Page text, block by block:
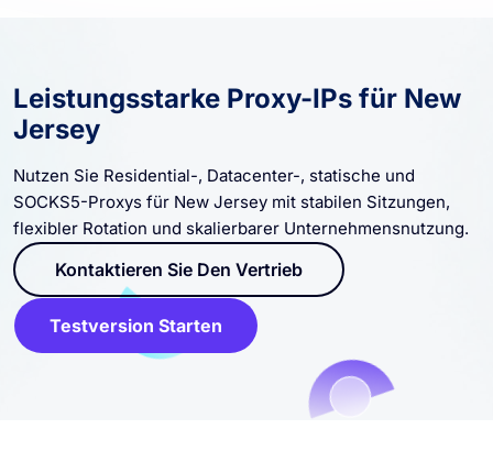
Leistungsstarke Proxy-IPs für New
Jersey
Nutzen Sie Residential-, Datacenter-, statische und
SOCKS5-Proxys für New Jersey mit stabilen Sitzungen,
flexibler Rotation und skalierbarer Unternehmensnutzung.
Kontaktieren Sie Den Vertrieb
Testversion Starten